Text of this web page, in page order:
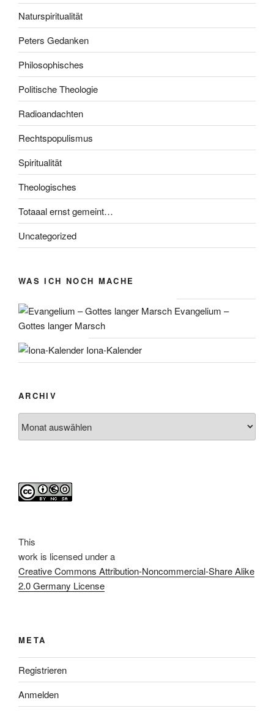
Naturspiritualität
Peters Gedanken
Philosophisches
Politische Theologie
Radioandachten
Rechtspopulismus
Spiritualität
Theologisches
Totaaal ernst gemeint…
Uncategorized
WAS ICH NOCH MACHE
Evangelium –
Gottes langer Marsch
Iona-Kalender
ARCHIV
This
work is licensed under a
Creative Commons Attribution-Noncommercial-Share Alike
2.0 Germany License
META
Registrieren
Anmelden